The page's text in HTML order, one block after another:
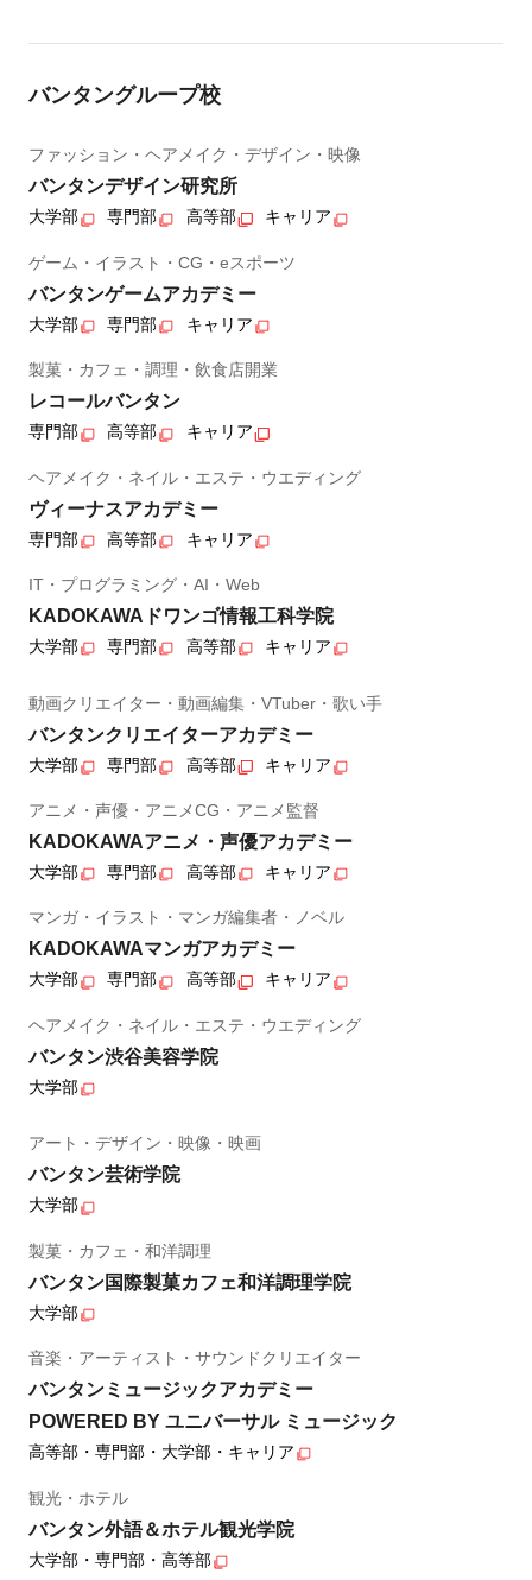
バンタングループ校
ファッション・ヘアメイク・デザイン・映像
バンタンデザイン研究所
大学部 専門部 高等部 キャリア
ゲーム・イラスト・CG・eスポーツ
バンタンゲームアカデミー
大学部 専門部 キャリア
製菓・カフェ・調理・飲食店開業
レコールバンタン
専門部 高等部 キャリア
ヘアメイク・ネイル・エステ・ウエディング
ヴィーナスアカデミー
専門部 高等部 キャリア
IT・プログラミング・AI・Web
KADOKAWAドワンゴ情報工科学院
大学部 専門部 高等部 キャリア
動画クリエイター・動画編集・VTuber・歌い手
バンタンクリエイターアカデミー
大学部 専門部 高等部 キャリア
アニメ・声優・アニメCG・アニメ監督
KADOKAWAアニメ・声優アカデミー
大学部 専門部 高等部 キャリア
マンガ・イラスト・マンガ編集者・ノベル
KADOKAWAマンガアカデミー
大学部 専門部 高等部 キャリア
ヘアメイク・ネイル・エステ・ウエディング
バンタン渋谷美容学院
大学部
アート・デザイン・映像・映画
バンタン芸術学院
大学部
製菓・カフェ・和洋調理
バンタン国際製菓カフェ和洋調理学院
大学部
音楽・アーティスト・サウンドクリエイター
バンタンミュージックアカデミー
POWERED BY ユニバーサル ミュージック
高等部・専門部・大学部・キャリア
観光・ホテル
バンタン外語＆ホテル観光学院
大学部・専門部・高等部